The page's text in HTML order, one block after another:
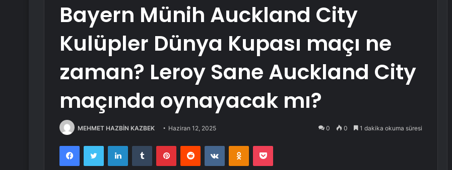
Bayern Münih Auckland City
Kulüpler Dünya Kupası maçı ne
zaman? Leroy Sane Auckland City
maçında oynayacak mı?
MEHMET HAZBİN KAZBEK Haziran 12, 2025 0 0 1 dakika okuma süresi
FacebookTwitter LinkedInTumblr PinterestReddit VKontakteOdnoklassniki
Pocket